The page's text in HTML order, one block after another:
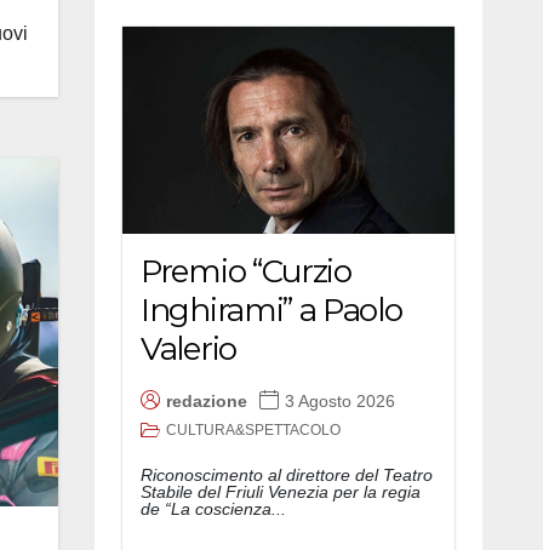
Premio “Curzio
Inghirami” a Paolo
Valerio
redazione 3 Agosto 2026
CULTURA&SPETTACOLO
Riconoscimento al direttore del Teatro
Stabile del Friuli Venezia per la regia
de “La coscienza...